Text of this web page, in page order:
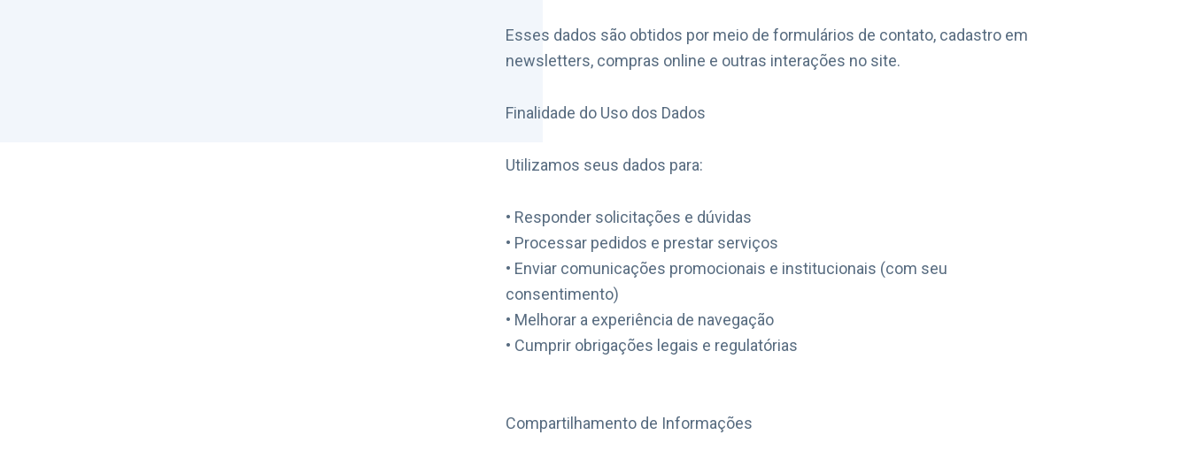
Esses dados são obtidos por meio de formulários de contato, cadastro em
newsletters, compras online e outras interações no site.
Finalidade do Uso dos Dados
Utilizamos seus dados para:
• Responder solicitações e dúvidas
• Processar pedidos e prestar serviços
• Enviar comunicações promocionais e institucionais (com seu
consentimento)
• Melhorar a experiência de navegação
• Cumprir obrigações legais e regulatórias
Compartilhamento de Informações